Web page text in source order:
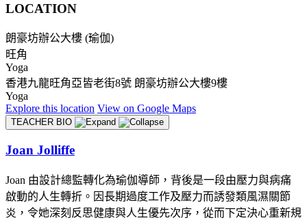
LOCATION
朗豪坊辦公大樓 (瑜伽)
旺角
Yoga
香港九龍旺角亞皆老街8號 朗豪坊辦公大樓9樓
Yoga
Explore this location View on Google Maps
TEACHER BIO
Joan Jolliffe
Joan 由設計總監轉化為瑜伽導師，背後是一段由壓力與病痛
啟動的人生轉折。因長期過度工作及壓力而誘發類風濕關節
炎，令她深刻反思健康與人生優先次序，從而下定決心重新規